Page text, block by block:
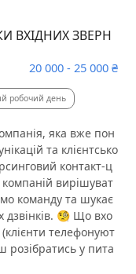
ВХІДНИХ ЗВЕРН
20 000 - 25 000 ₴
робочий день
яка вже пон
та клієнтсько
контакт-ц
вирішуват
команду та шукає
дзвінків. 🧐 Що вхо
(клієнти телефонуют
розібратись у пита